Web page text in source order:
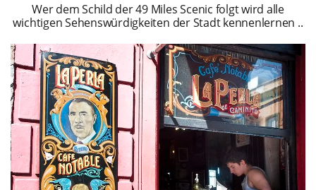
Wer dem Schild der 49 Miles Scenic folgt wird alle
wichtigen Sehenswürdigkeiten der Stadt kennenlernen ..